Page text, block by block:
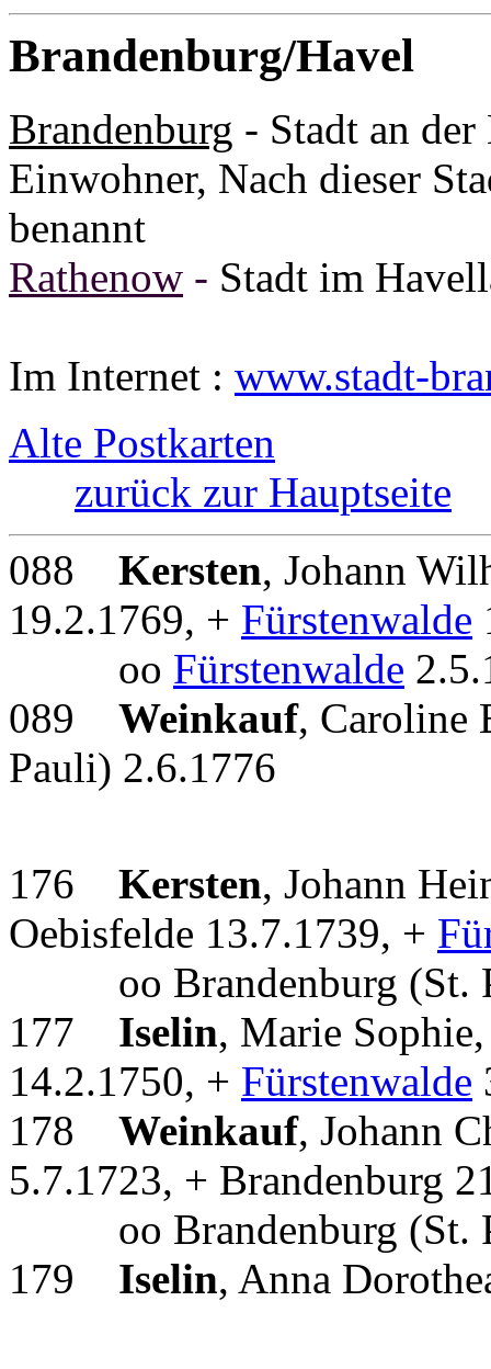
Brandenburg/Havel
Brandenburg - Stadt an
Einwohner, Nach dieser
benannt
Rathenow - Stadt im
Im Internet : www.stadt-
Alte Postkarten
zurück zur Hauptseite
088 Kersten, Johann
19.2.1769, + Fürstenwalde
oo Fürstenwalde
089 Weinkauf, Caroline
Pauli) 2.6.1776
176 Kersten, Johann
Oebisfelde 13.7.1739, +
oo Brandenburg (St.
177 Iselin, Marie
14.2.1750, + Fürstenwalde
178 Weinkauf, Johann
5.7.1723, + Brandenburg
oo Brandenburg (St.
179 Iselin, Anna